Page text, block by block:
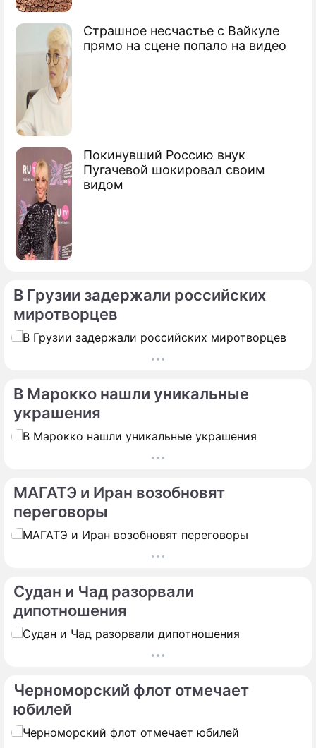
Страшное несчастье с Вайкуле
прямо на сцене попало на видео
Покинувший Россию внук
Пугачевой шокировал своим
видом
В Грузии задержали российских
миротворцев
В Марокко нашли уникальные
украшения
МАГАТЭ и Иран возобновят
переговоры
Судан и Чад разорвали
дипотношения
Черноморский флот отмечает
юбилей